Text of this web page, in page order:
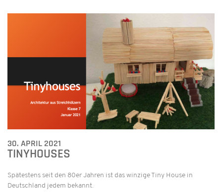
30. APRIL 2021
TINYHOUSES
Spätestens seit den 80er Jahren ist das winzige Tiny House in
Deutschland jedem bekannt.